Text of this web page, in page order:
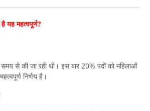
है यह महत्वपूर्ण?
समय से की जा रही थी। इस बार 20% पदों को महिलाओं
निर्णय है।